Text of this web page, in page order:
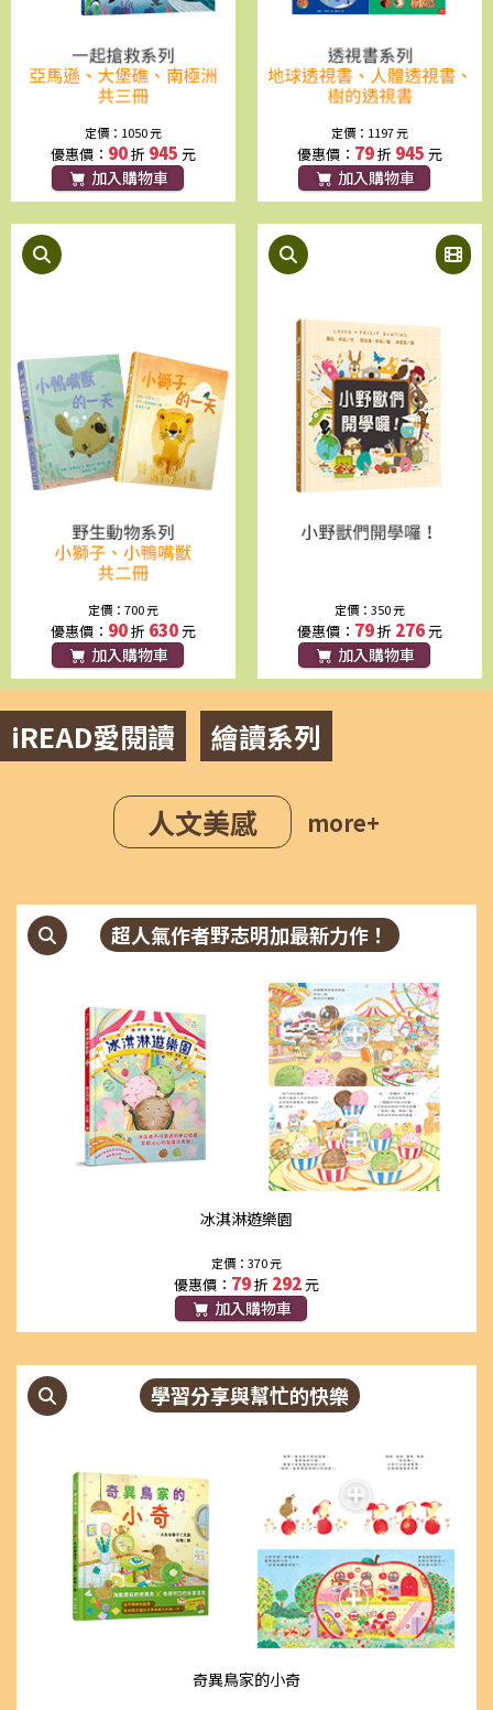
今天不想吹頭髮
定價：350 元
優惠價：79折276 元
加入購物車
爸爸的機械魚
定價：350 元
優惠價： 79折 276元
加入購物車
這不是我的家
定價：370 元
優惠價： 292 元
定價：1050 元
優惠價： 90折 945 元
加入購物車
定價：1197 元
優惠價： 79折 945 元
加入購物車
定價：700 元
優惠價： 90折 630元
加入購物車
定價：350 元
優惠價： 79折 276元
加入購物車
iREAD愛閱讀 繪讀系列
人文美感 more+
超人氣作者野志明加最新力作！
冰淇淋遊樂園
定價：370 元
優惠價： 79折 292元
加入購物車
學習分享與幫忙的快樂
奇異鳥家的小奇